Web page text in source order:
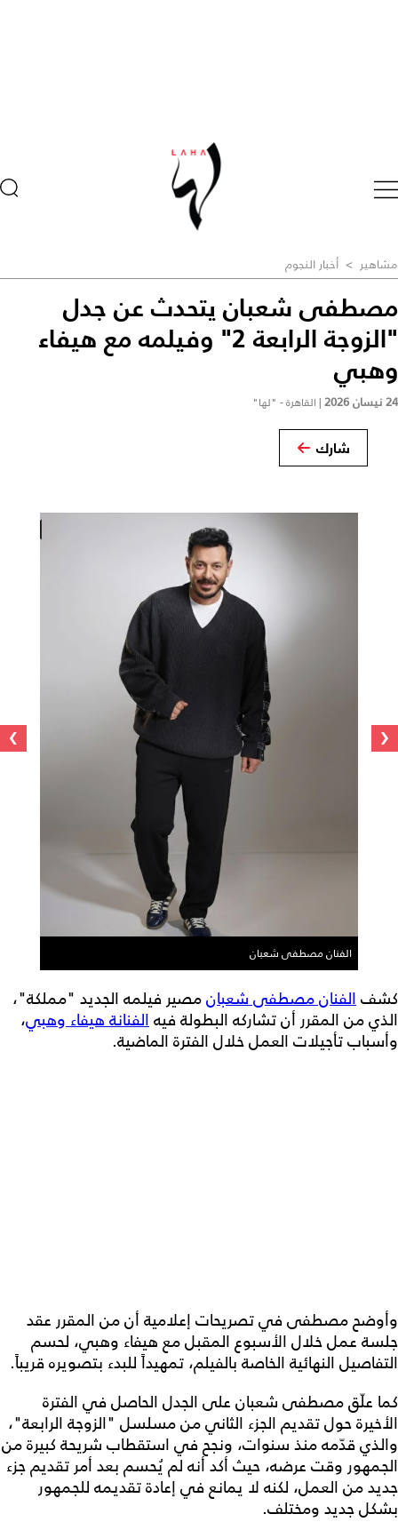
مشاهير > أخبار النجوم
مصطفى شعبان يتحدث عن جدل
"الزوجة الرابعة 2" وفيلمه مع هيفاء
وهبي
24 نيسان 2026 | القاهرة - "لها"
شارك
الفنان مصطفى شعبان
‹
›
كشف الفنان مصطفى شعبانمصير فيلمه الجديد "مملكة"،
الذي من المقرر أن تشاركه البطولة فيه الفنانة هيفاء وهبي،
وأسباب تأجيلات العمل خلال الفترة الماضية.
وأوضح مصطفى في تصريحات إعلامية أن من المقرر عقد
جلسة عمل خلال الأسبوع المقبل مع هيفاء وهبي، لحسم
التفاصيل النهائية الخاصة بالفيلم، تمهيداً للبدء بتصويره قريباً.
كما علّق مصطفى شعبان على الجدل الحاصل في الفترة
الأخيرة حول تقديم الجزء الثاني من مسلسل "الزوجة الرابعة"،
والذي قدّمه منذ سنوات، ونجح في استقطاب شريحة كبيرة من
الجمهور وقت عرضه، حيث أكد أنه لم يُحسم بعد أمر تقديم جزء
جديد من العمل، لكنه لا يمانع في إعادة تقديمه للجمهور
بشكل جديد ومختلف.